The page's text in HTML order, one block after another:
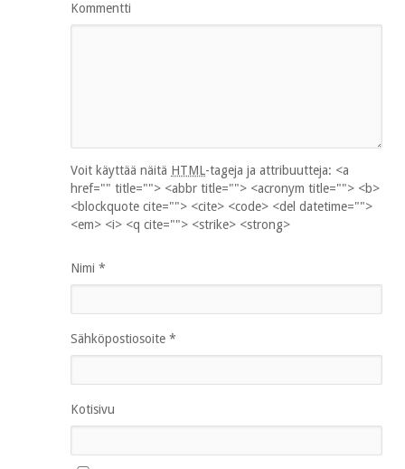
Kommentti
Voit käyttää näitä HTML-tageja ja attribuutteja: <a
href="" title=""> <abbr title=""> <acronym title=""> <b>
<blockquote cite=""> <cite> <code> <del datetime="">
<em> <i> <q cite=""> <strike> <strong>
Nimi *
Sähköpostiosoite *
Kotisivu